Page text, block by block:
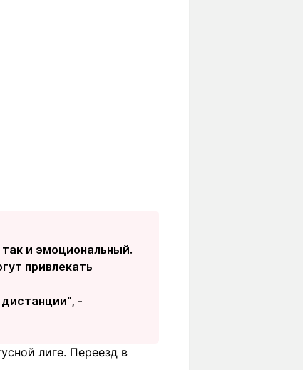
и эмоциональный.
привлекать
-
лиге. Переезд в